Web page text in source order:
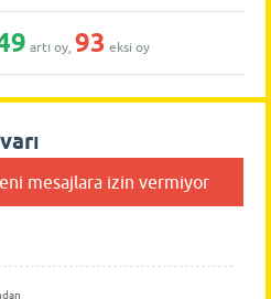
artı oy, 93 eksi oy
mesajlara izin vermiyor